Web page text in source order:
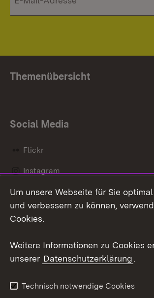
Themenübersicht
Social Media
Flickr
Instagram
Social Wall
Barrierefreiheit
Um unsere Webseite für Sie
und verbessern zu können,
Cookies.
Weitere Informationen zu Cookies
unserer Datenschutzerklärung.
Technisch notwendige Cookies